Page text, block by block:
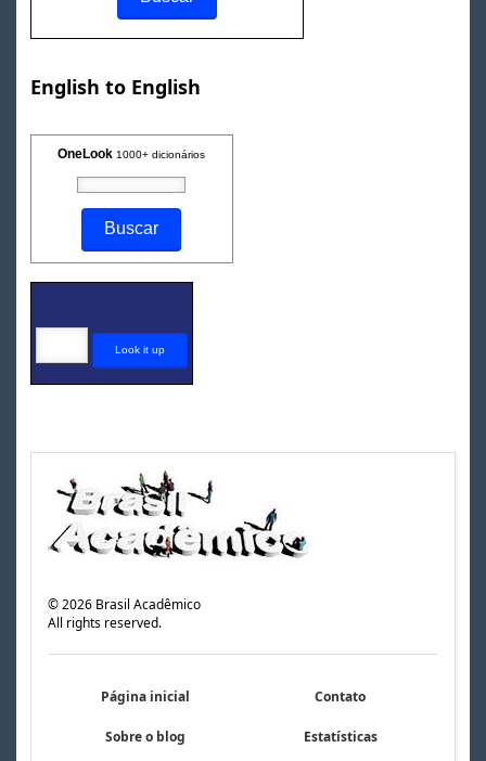
English to English
OneLook 1000+ dicionários
©2026 Brasil Acadêmico
All rights reserved.
Página inicial Contato
Sobre o blog Estatísticas